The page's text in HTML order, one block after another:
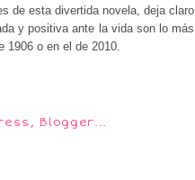
de esta divertida novela, deja claro
y positiva ante la vida son lo más
1906 o en el de 2010.